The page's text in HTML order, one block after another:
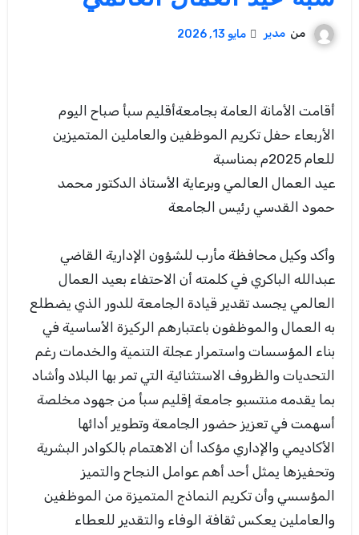
من مدير مايو 13, 2026
أقامت الأمانة العامة بجامعةأقليم سبأ صباح اليوم
الأربعاء حفل تكريم الموظفين والعاملين المتميزين
للعام 2025م بمناسبة
عيد العمال العالمي وبرعاية الأستاذ الدكتور محمد
حمود القدسي رئيس الجامعة
وأكد وكيل محافظة مأرب للشؤون الإدارية القاضي
عبدالله الباكري في كلمته أن الاحتفاء بعيد العمال
العالمي يجسد تقدير قيادة الجامعة للدور الذي يضطلع
به العمال والموظفون باعتبارهم الركيزة الأساسية في
بناء المؤسسات واستمرار عجلة التنمية والخدمات رغم
التحديات والظروف الاستثنائية التي تمر بها البلاد وأشاد
بما يقدمه منتسبو جامعة إقليم سبأ من جهود مخلصة
أسهمت في تعزيز حضور الجامعة وتطوير أدائها
الأكاديمي والإداري مؤكدا أن الاهتمام بالكوادر البشرية
وتحفيزها يمثل أحد أهم عوامل النجاح والتميز
المؤسسي وأن تكريم النماذج المتميزة من الموظفين
والعاملين يعكس ثقافة الوفاء والتقدير للعطاء